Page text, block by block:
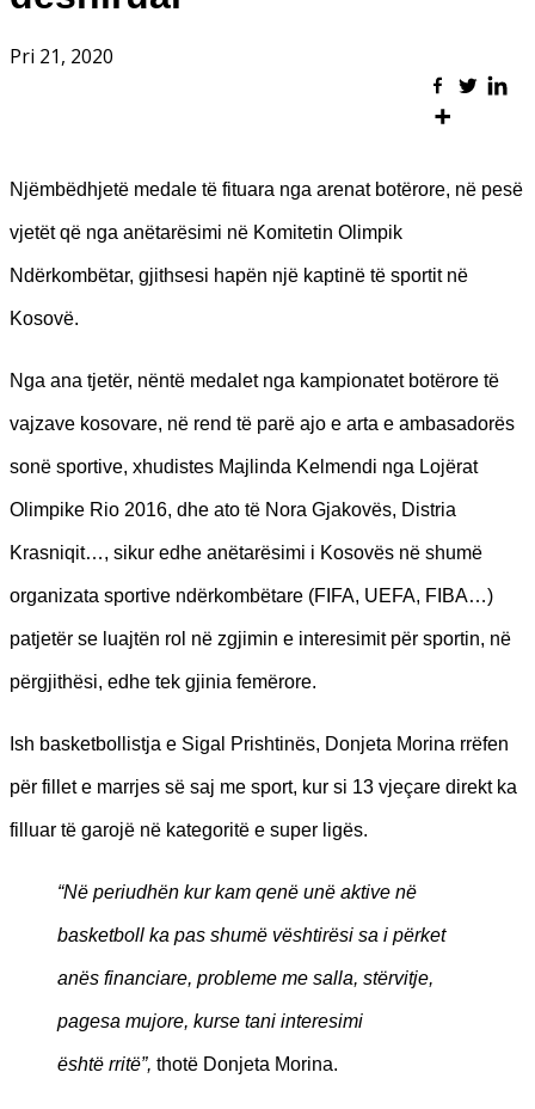
Pri 21, 2020
Njëmbëdhjetë medale të fituara nga arenat botërore, në pesë
vjetët që nga anëtarësimi në Komitetin Olimpik
Ndërkombëtar, gjithsesi hapën një kaptinë të sportit në
Kosovë.
Nga ana tjetër, nëntë medalet nga kampionatet botërore të
vajzave kosovare, në rend të parë ajo e arta e ambasadorës
sonë sportive, xhudistes Majlinda Kelmendi nga Lojërat
Olimpike Rio 2016, dhe ato të Nora Gjakovës, Distria
Krasniqit…, sikur edhe anëtarësimi i Kosovës në shumë
organizata sportive ndërkombëtare (FIFA, UEFA, FIBA…)
patjetër se luajtën rol në zgjimin e interesimit për sportin, në
përgjithësi, edhe tek gjinia femërore.
Ish basketbollistja e Sigal Prishtinës, Donjeta Morina rrëfen
për fillet e marrjes së saj me sport, kur si 13 vjeçare direkt ka
filluar të garojë në kategoritë e super ligës.
“Në periudhën kur kam qenë unë aktive në
basketboll ka pas shumë vështirësi sa i përket
anës financiare, probleme me salla, stërvitje,
pagesa mujore, kurse tani interesimi
është rritë”, thotë Donjeta Morina.